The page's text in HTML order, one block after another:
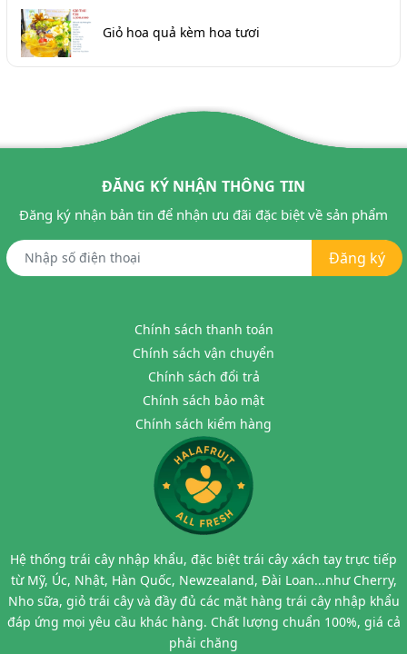
Giỏ hoa quả kèm hoa tươi
ĐĂNG KÝ NHẬN THÔNG TIN
Đăng ký nhận bản tin để nhận ưu đãi đặc biệt về sản phẩm
Đăng ký
Chính sách thanh toán
Chính sách vận chuyển
Chính sách đổi trả
Chính sách bảo mật
Chính sách kiểm hàng
Hệ thống trái cây nhập khẩu, đặc biệt trái cây xách tay trực tiếp
từ Mỹ, Úc, Nhật, Hàn Quốc, Newzealand, Đài Loan...như Cherry,
Nho sữa, giỏ trái cây và đầy đủ các mặt hàng trái cây nhập khẩu
đáp ứng mọi yêu cầu khác hàng. Chất lượng chuẩn 100%, giá cả
phải chăng